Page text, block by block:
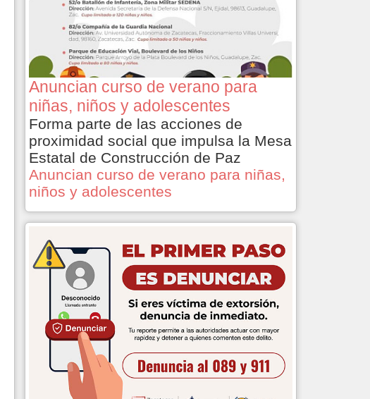
Anuncian curso de verano para
niñas, niños y adolescentes
Forma parte de las acciones de
proximidad social que impulsa la Mesa
Estatal de Construcción de Paz
Anuncian curso de verano para niñas,
niños y adolescentes